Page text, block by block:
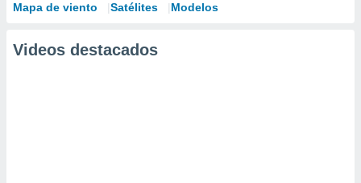
Mapa de viento Satélites Modelos
Videos destacados